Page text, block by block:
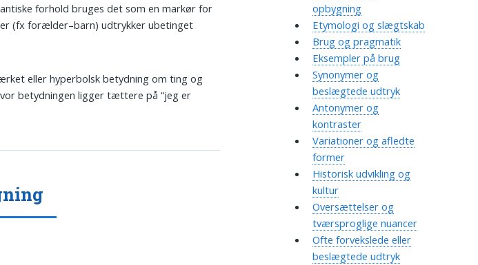
forhold bruges det som en markør for
(fx forælder–barn) udtrykker ubetinget
eller hyperbolsk betydning om ting og
betydningen ligger tættere på “jeg er
opbygning
Etymologi og slægtskab
Brug og pragmatik
Eksempler på brug
Synonymer og
beslægtede udtryk
Antonymer og
kontraster
Variationer og afledte
former
Historisk udvikling og
kultur
Oversættelser og
tværsproglige nuancer
Ofte forvekslede eller
beslægtede udtryk